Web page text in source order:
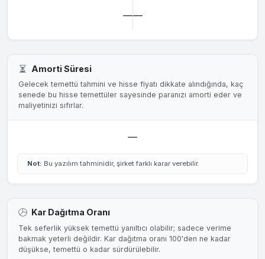
——
Amorti Süresi
Gelecek temettü tahmini ve hisse fiyatı dikkate alındığında, kaç
senede bu hisse temettüler sayesinde paranızı amorti eder ve
maliyetinizi sıfırlar.
—
Not: Bu yazılım tahminidir, şirket farklı karar verebilir.
Kar Dağıtma Oranı
Tek seferlik yüksek temettü yanıltıcı olabilir; sadece verime
bakmak yeterli değildir. Kar dağıtma oranı 100'den ne kadar
düşükse, temettü o kadar sürdürülebilir.